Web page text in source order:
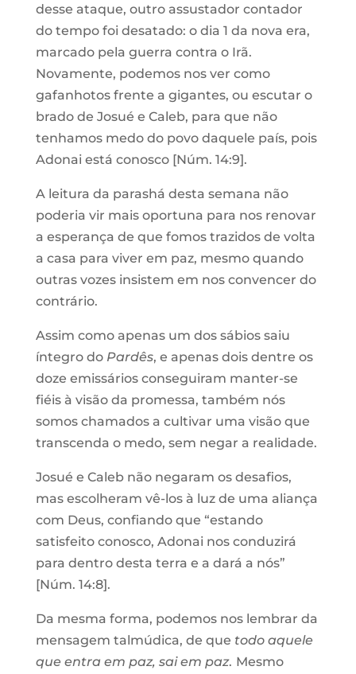
desse ataque, outro assustador contador
do tempo foi desatado: o dia 1 da nova era,
marcado pela guerra contra o Irã.
Novamente, podemos nos ver como
gafanhotos frente a gigantes, ou escutar o
brado de Josué e Caleb, para que não
tenhamos medo do povo daquele país, pois
Adonai está conosco [Núm. 14:9].
A leitura da parashá desta semana não
poderia vir mais oportuna para nos renovar
a esperança de que fomos trazidos de volta
a casa para viver em paz, mesmo quando
outras vozes insistem em nos convencer do
contrário.
Assim como apenas um dos sábios saiu
íntegro do Pardês, e apenas dois dentre os
doze emissários conseguiram manter-se
fiéis à visão da promessa, também nós
somos chamados a cultivar uma visão que
transcenda o medo, sem negar a realidade.
Josué e Caleb não negaram os desafios,
mas escolheram vê-los à luz de uma aliança
com Deus, confiando que “estando
satisfeito conosco, Adonai nos conduzirá
para dentro desta terra e a dará a nós”
[Núm. 14:8].
Da mesma forma, podemos nos lembrar da
mensagem talmúdica, de que todo aquele
que entra em paz, sai em paz. Mesmo